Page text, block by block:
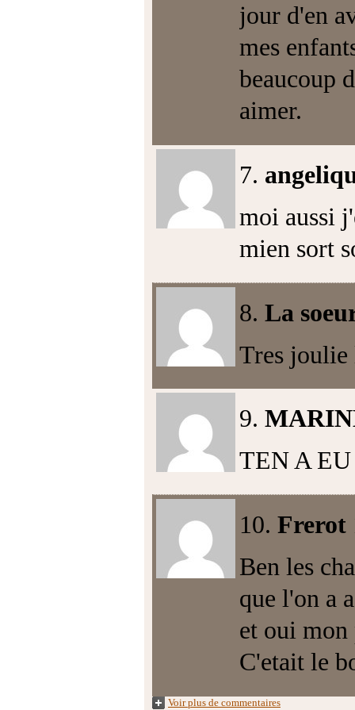
jour d'en
mes
beaucoup
aimer.
7.
moi aussi
mien sort
8. La
Tres joulie
9.
TEN A
10. Frerot
Ben les
que l'on a
et oui
C'etait le
Voir plus de commentaires